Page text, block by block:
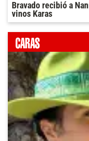
Bravado recibió a
vinos Karas